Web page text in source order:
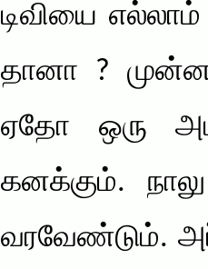
டிவியை எல்லாம்
தானா ?
ஏதோ ஒரு
கனக்கும்.
வரவேண்டும்.